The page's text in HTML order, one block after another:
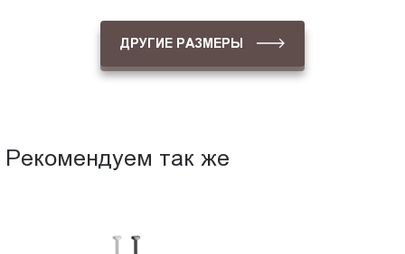
ДРУГИЕ РАЗМЕРЫ
Рекомендуем так же